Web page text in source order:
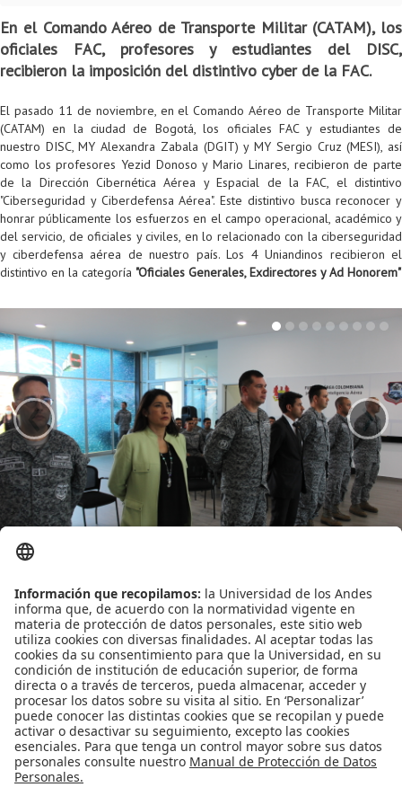
En el Comando Aéreo de Transporte Militar (CATAM), los
oficiales FAC, profesores y estudiantes del DISC,
recibieron la imposición del distintivo cyber de la FAC.
El pasado 11 de noviembre, en el Comando Aéreo de Transporte Militar
(CATAM) en la ciudad de Bogotá, los oficiales FAC y estudiantes de
nuestro DISC, MY Alexandra Zabala (DGIT) y MY Sergio Cruz (MESI), así
como los profesores Yezid Donoso y Mario Linares, recibieron de parte
de la Dirección Cibernética Aérea y Espacial de la FAC, el distintivo
"Ciberseguridad y Ciberdefensa Aérea". Este distintivo busca reconocer y
honrar públicamente los esfuerzos en el campo operacional, académico y
del servicio, de oficiales y civiles, en lo relacionado con la ciberseguridad
y ciberdefensa aérea de nuestro país. Los 4 Uniandinos recibieron el
distintivo en la categoría "Oficiales Generales, Exdirectores y Ad Honorem"
‹ ›
Leído2337TiempoÚltima modificación Jueves, 17 Noviembre 2022 10:07
Publicado en
Noticias
Etiquetado bajo
OrgulloDISC
Más en esta categoría
« ¡Llegó la hora! Participa en las pruebas VR
de nuestro próximo proyecto
Segundo Foro Internacional de
Actualización en Ciberseguridad y Ciberdefensa de las Fuerzas Aéreas
Convocatoria ISIS
Convocatoria IA
Oportunidades
Información general
Opciones académicas
Computación Visual
Matemática computacional
Acreditaciones
Internacionalización
Cursos electivos
Electivas profesionales
Electivas profesionales en otros departamentos
Procesos administrativos
Consejería
Doble programa
Doble titulación
Examen Saber Pro
Intercambios académicos
Práctica académica
Ofertas
Práctica social
Proyecto de grado
Reingreso
Reintegro
Retiro voluntario
Tarifas
Grado
Movilidad Estudiantil (Intercambio)
Reingreso
Retiro Voluntario
Aplazamiento
Trasnferencia Interna
Intercambio Is-Link
Grado
Reglamento General de Estudiantes de Maestría RGEMa
Bienestar institucional
Convocatorias
Maestría en Gerencia de Tecnologías de Información (MAIT)
Maestría en Arquitectura de Tecnologías de Información
Maestría en Biología Computacional (MBC)
Maestría en Tecnologías de Información para el Negocio
(MBIT)
Maestría en Seguridad de la Información (MESI)
Maestría en Ingeniería de Información (MINE)
Maestría en Ingeniería de Sistemas y Computación (MISIS)
Maestría en Ingeniería de Software (MISO)
Escuela Internacional de Verano
Instructores
Asistentes Postdoctorales
Coordinadores generales
Coordinadores de programa
Gestores
Personal de apoyo
Personal de laboratorios
Ofertas Laborales
Emprendedores e Innovadores
TICSw
Colaboratorio de Interacción, Visualización, Robótica y Sistemas
Autónomos
Laboratorio de Conectividad y Redes
Laboratorio de Computación Móvil
Laboratorio de Informática Forense
Laboratorio de Ingeniería de Información - Códice
Laboratorios de Propósito General
Laboratorios de Seguridad de la Información
Sala de Video Juegos
Protocolo de bioseguridad